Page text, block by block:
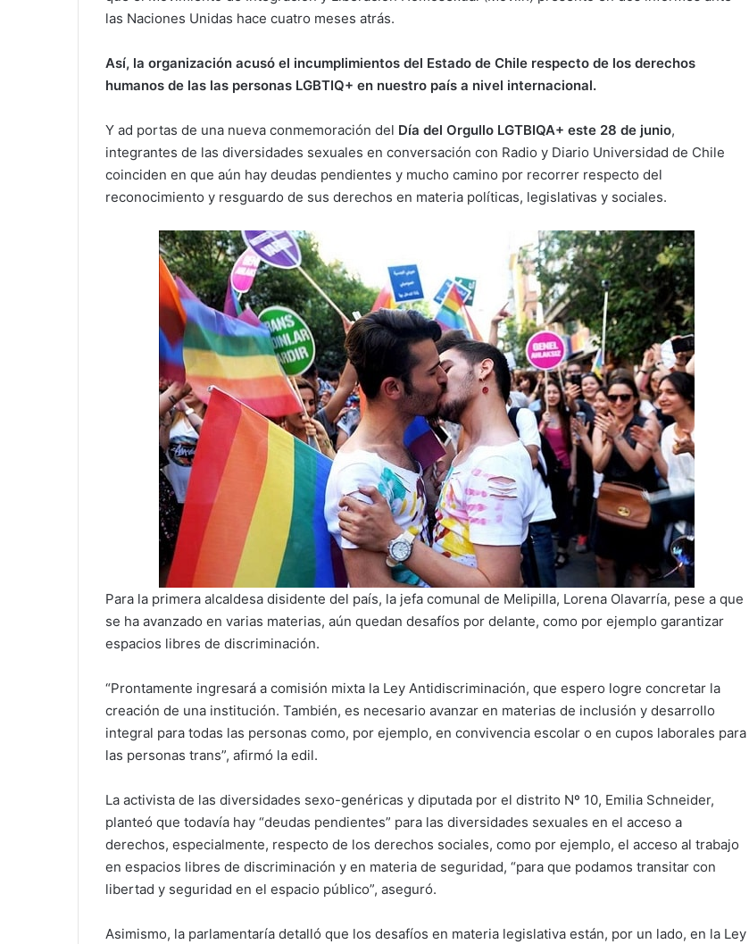
las Naciones Unidas hace cuatro meses atrás.
Así, la organización acusó el incumplimientos del Estado de Chile respecto de los derechos
humanos de las las personas LGBTIQ+ en nuestro país a nivel internacional.
Y ad portas de una nueva conmemoración del Día del Orgullo LGTBIQA+ este 28 de junio,
integrantes de las diversidades sexuales en conversación con Radio y Diario Universidad de Chile
coinciden en que aún hay deudas pendientes y mucho camino por recorrer respecto del
reconocimiento y resguardo de sus derechos en materia políticas, legislativas y sociales.
Para la primera alcaldesa disidente del país, la jefa comunal de Melipilla, Lorena Olavarría, pese a que
se ha avanzado en varias materias, aún quedan desafíos por delante, como por ejemplo garantizar
espacios libres de discriminación.
“Prontamente ingresará a comisión mixta la Ley Antidiscriminación, que espero logre concretar la
creación de una institución. También, es necesario avanzar en materias de inclusión y desarrollo
integral para todas las personas como, por ejemplo, en convivencia escolar o en cupos laborales para
las personas trans”, afirmó la edil.
La activista de las diversidades sexo-genéricas y diputada por el distrito Nº 10, Emilia Schneider,
planteó que todavía hay “deudas pendientes” para las diversidades sexuales en el acceso a
derechos, especialmente, respecto de los derechos sociales, como por ejemplo, el acceso al trabajo
en espacios libres de discriminación y en materia de seguridad, “para que podamos transitar con
libertad y seguridad en el espacio público”, aseguró.
Asimismo, la parlamentaría detalló que los desafíos en materia legislativa están, por un lado, en la Ley